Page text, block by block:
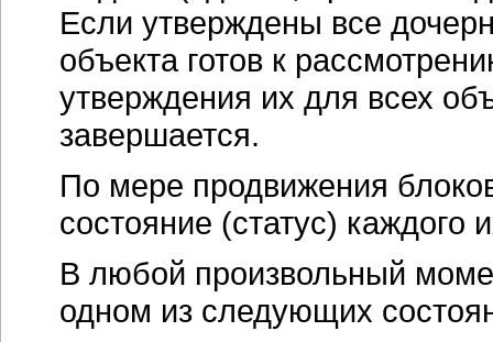
Если утверждены все
объекта готов к
утверждения их для всех
завершается.
По мере продвижения
состояние (статус) каждого
В любой произвольный
одном из следующих